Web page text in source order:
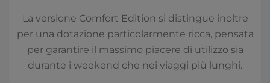
La versione Comfort Edition si distingue inoltre
per una dotazione particolarmente ricca, pensata
per garantire il massimo piacere di utilizzo sia
durante i weekend che nei viaggi più lunghi.